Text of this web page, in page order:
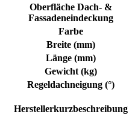
Oberfläche Dach- &
Fassadeneindeckung
Farbe
Breite (mm)
Länge (mm)
Gewicht (kg)
Regeldachneigung (°)
Herstellerkurzbeschreibung